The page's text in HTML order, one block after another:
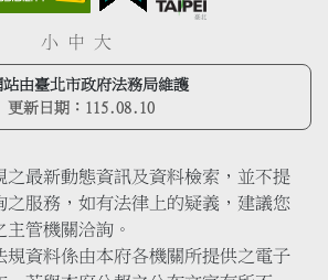
小 中 大
站由臺北市政府法務局維護
更新日期： 115.08.10
之最新動態資訊及資料檢索，並不提
之服務，如有法律上的疑義，建議您
管機關洽詢。
規資料係由本府各機關所提供之電子